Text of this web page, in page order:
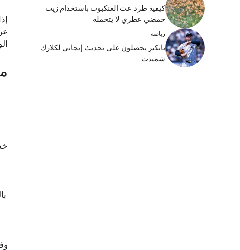
كيفية طرد عث العنكبوت باستخدام زيت
حمضي عطري لا يتحمله
رياضة
يانكيز يحصلون على تحديث إيجابي لكلارك
شميدت